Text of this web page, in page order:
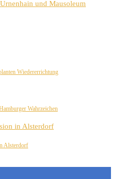
Wiedererrichtung
Wahrzeichen
Alsterdorf